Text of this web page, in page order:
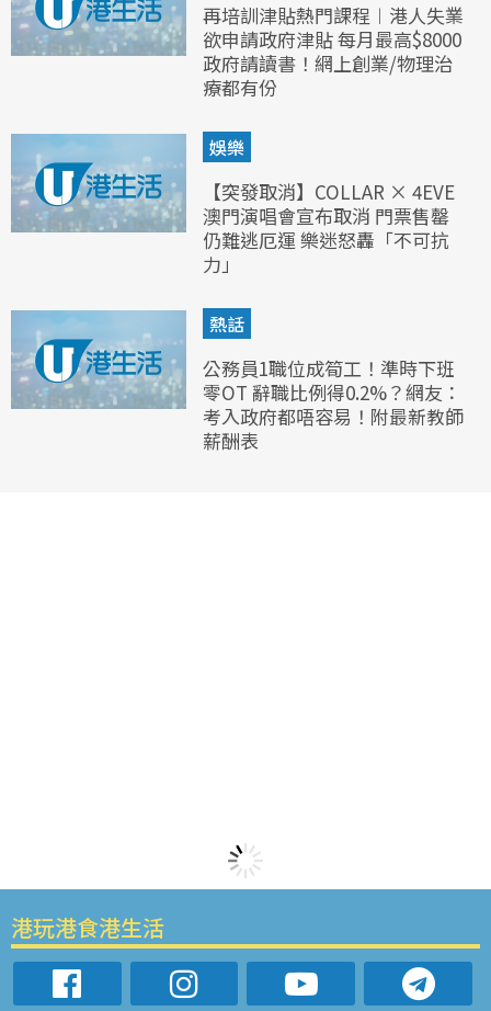
再培訓津貼熱門課程︱港人失業
欲申請政府津貼 每月最高$8000
政府請讀書！網上創業/物理治
療都有份
娛樂
【突發取消】COLLAR × 4EVE
澳門演唱會宣布取消 門票售罄
仍難逃厄運 樂迷怒轟「不可抗
力」
熱話
公務員1職位成筍工！準時下班
零OT 辭職比例得0.2%？網友：
考入政府都唔容易！附最新教師
薪酬表
港玩港食港生活